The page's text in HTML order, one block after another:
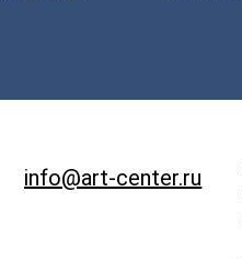
info@art-center.ru